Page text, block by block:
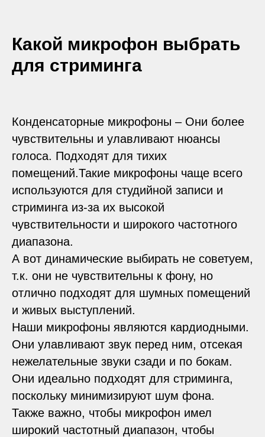
Какой микрофон выбрать
для стриминга
Конденсаторные микрофоны – Они более
чувствительны и улавливают нюансы
голоса. Подходят для тихих
помещений.Такие микрофоны чаще всего
используются для студийной записи и
стриминга из-за их высокой
чувствительности и широкого частотного
диапазона.
А вот динамические выбирать не советуем,
т.к. они не чувствительны к фону, но
отлично подходят для шумных помещений
и живых выступлений.
Наши микрофоны являются кардиодными.
Они улавливают звук перед ним, отсекая
нежелательные звуки сзади и по бокам.
Они идеально подходят для стриминга,
поскольку минимизируют шум фона.
Также важно, чтобы микрофон имел
широкий частотный диапазон, чтобы